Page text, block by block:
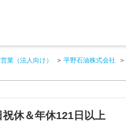
業（法人向け） 平野石油株式会社
休＆年休121日以上